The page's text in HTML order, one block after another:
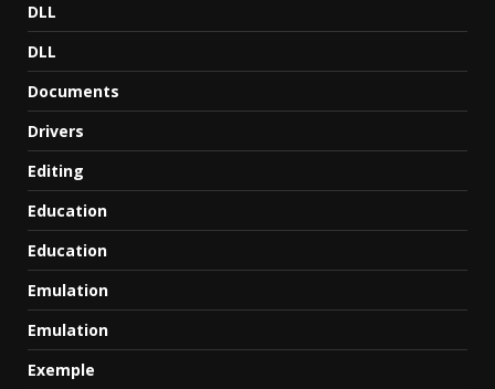
DLL
DLL
Documents
Drivers
Editing
Education
Education
Emulation
Emulation
Exemple